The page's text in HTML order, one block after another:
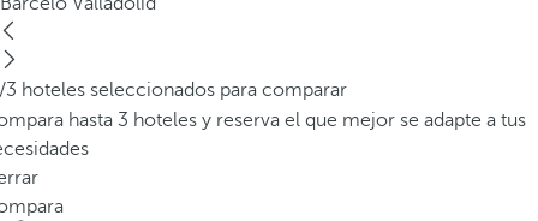
/3 hoteles seleccionados para comparar
hasta 3 hoteles y reserva el que mejor se adapte a tus